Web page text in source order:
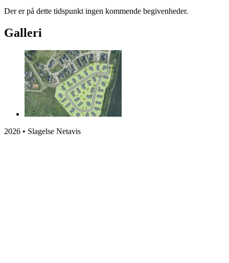
Der er på dette tidspunkt ingen kommende begivenheder.
Galleri
2026 • Slagelse Netavis